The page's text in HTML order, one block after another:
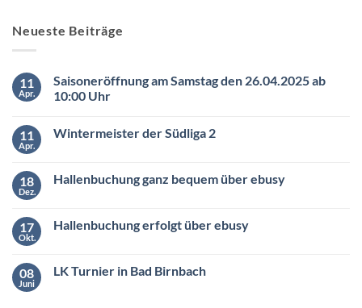
Neueste Beiträge
11
Apr.
Saisoneröffnung am Samstag den 26.04.2025 ab
10:00 Uhr
zu
den
26.04.2025
11
Apr.
Wintermeister der Südliga 2
Wintermeister
18
Dez.
Hallenbuchung ganz bequem über ebusy
Hallenbuchung
ebusy
17
Okt.
Hallenbuchung erfolgt über ebusy
Hallenbuchung
08
Juni
LK Turnier in Bad Birnbach